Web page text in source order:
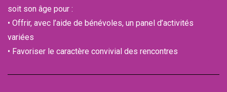
soit son âge pour :
• Offrir, avec l’aide de bénévoles, un panel d’activités
variées
• Favoriser le caractère convivial des rencontres